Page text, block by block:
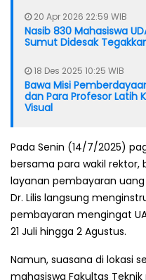
20 Apr 2026 22:59 WIB
Nasib 830 Mahasiswa
Sumut Didesak
18 Des 2025 10:25 WIB
Bawa Misi
dan Para Profesor Latih
Visual
Pada Senin (14/7/2025)
bersama para wakil
layanan pembayaran uang
Dr. Lilis langsung
pembayaran mengingat
21 Juli hingga 2 Agustus.
Namun, suasana di lokasi
mahasiswa Fakultas